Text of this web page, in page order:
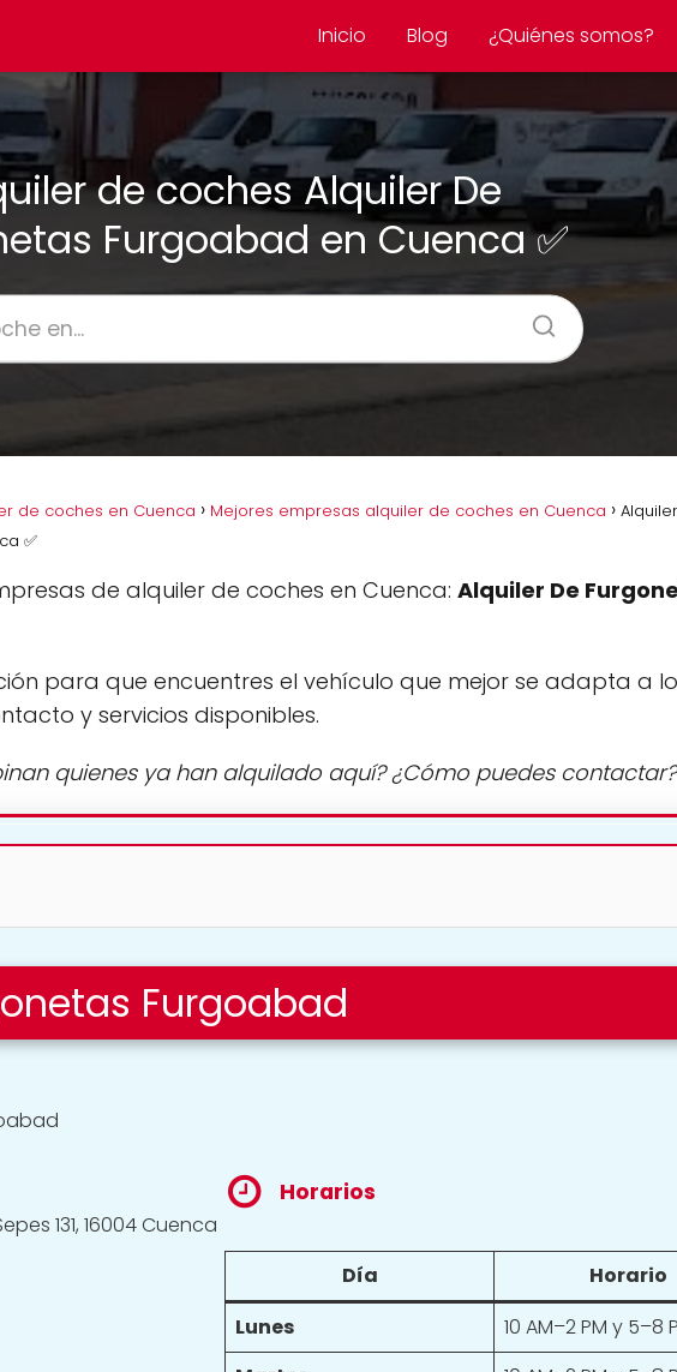
Inicio Blog ¿Quiénes somos?
de coches Alquiler De
Furgoabad en Cuenca ✅
de coches en Cuenca Mejores empresas alquiler de coches en Cuenca
✅
de alquiler de coches en Cuenca: Alquiler De
para que encuentres el vehículo que mejor se adapta a
y servicios disponibles.
quienes ya han alquilado aquí? ¿Cómo puedes contactar?
Furgoabad
131, 16004 Cuenca
Horarios
Día
Horario
Lunes
10 AM–2 PM y 5–8